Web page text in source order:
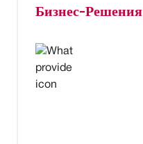
Бизнес-Решения